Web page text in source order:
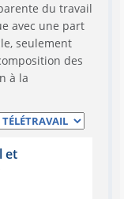
du travail
avec une part
seulement
des
à la
et